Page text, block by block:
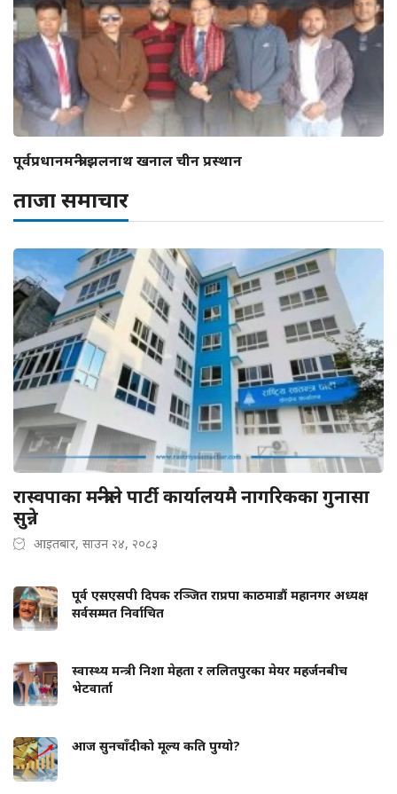
पूर्वप्रधानमन्त्री झलनाथ खनाल चीन प्रस्थान
ताजा समाचार
रास्वपाका मन्त्रीले पार्टी कार्यालयमै नागरिकका गुनासा
सुन्ने
आइतबार, साउन २४, २०८३
पूर्व एसएसपी दिपक रञ्जित राप्रपा काठमाडौं महानगर अध्यक्ष
सर्वसम्मत निर्वाचित
स्वास्थ्य मन्त्री निशा मेहता र ललितपुरका मेयर महर्जनबीच
भेटवार्ता
आज सुनचाँदीको मूल्य कति पुग्यो?